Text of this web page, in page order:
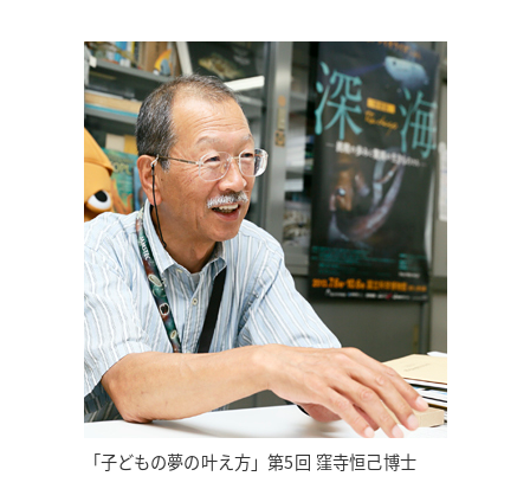
「子どもの夢の叶え方」第5回 窪寺恒己博士